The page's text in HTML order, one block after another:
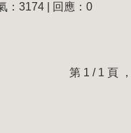
：3174 | 回應：0
第 1 / 1